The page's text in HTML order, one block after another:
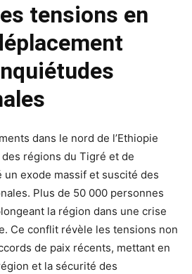
tensions en
dans le nord de l’Ethiopie
régions du Tigré et de
un exode massif et suscité des
Plus de 50 000 personnes
la région dans une crise
Ce conflit révèle les tensions non
de paix récents, mettant en
et la sécurité des